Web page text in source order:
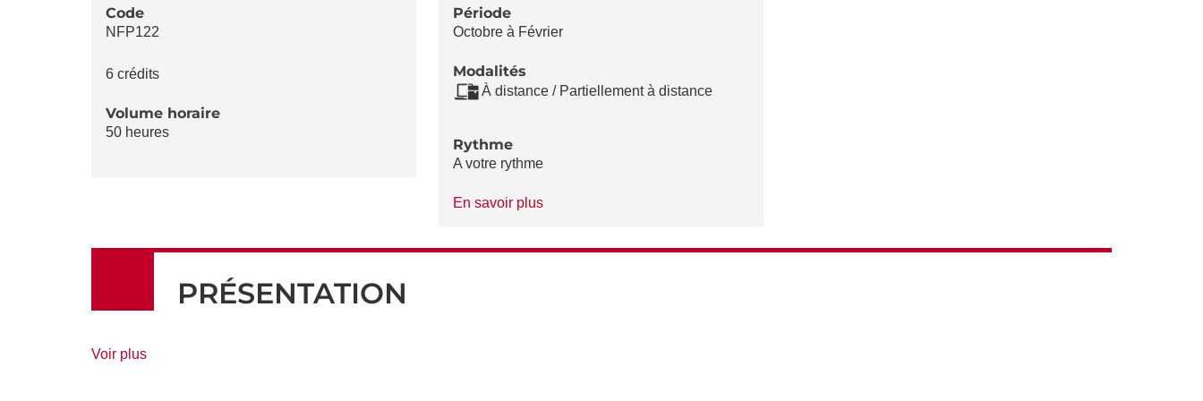
LA
Code
NFP122
6 crédits
Volume horaire
50 heures
Période
Octobre à Février
Modalités
À distance / Partiellement à distance
Rythme
A votre rythme
En savoir plusà
Rythme
PRÉSENTATION
Voir plusde